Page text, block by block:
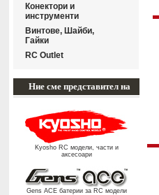
Конектори и
инструменти
Винтове, Шайби,
Гайки
RC Outlet
Ние сме представител на
Kyosho RC модели, части и
аксесоари
Gens ACE батерии за RC модели